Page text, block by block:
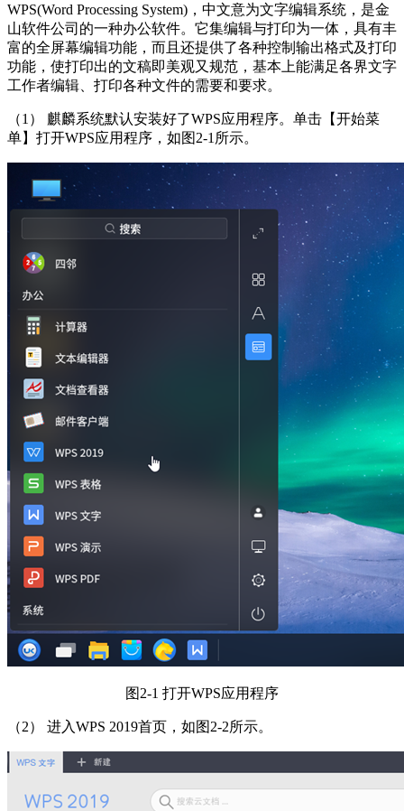
WPS(Word Processing System)，中文意为文字编辑系统，是金
山软件公司的一种办公软件。它集编辑与打印为一体，具有丰
富的全屏幕编辑功能，而且还提供了各种控制输出格式及打印
功能，使打印出的文稿即美观又规范，基本上能满足各界文字
工作者编辑、打印各种文件的需要和要求。
（1） 麒麟系统默认安装好了WPS应用程序。单击【开始菜
单】打开WPS应用程序，如图2-1所示。
图2-1 打开WPS应用程序
（2） 进入WPS 2019首页，如图2-2所示。